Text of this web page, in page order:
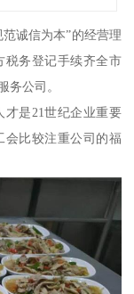
诚信为本”的经营理
税务登记手续齐全市
务公司。
是21世纪企业重要
会比较注重公司的福